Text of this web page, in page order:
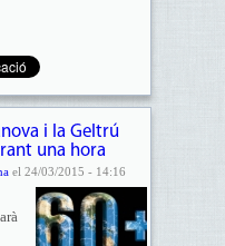
i la Geltrú
una hora
el 24/03/2015 - 14:16